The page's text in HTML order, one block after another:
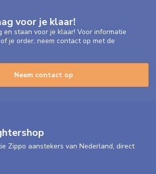
voor je klaar!
en staan voor je klaar! Voor informatie
je order, neem contact op met de
Neem contact op
Zippo aanstekers van Nederland, direct